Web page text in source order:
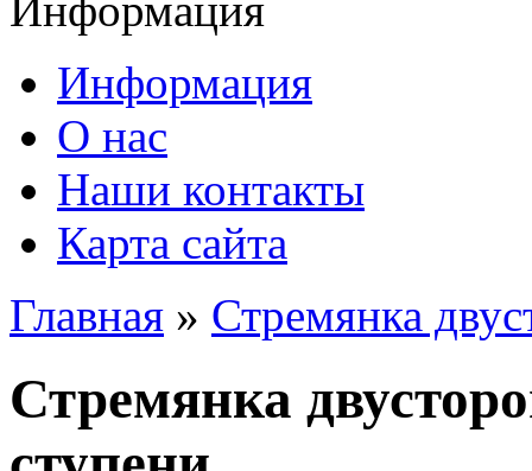
Информация
О нас
Наши контакты
Карта сайта
Главная » Стремянка
Стремянка